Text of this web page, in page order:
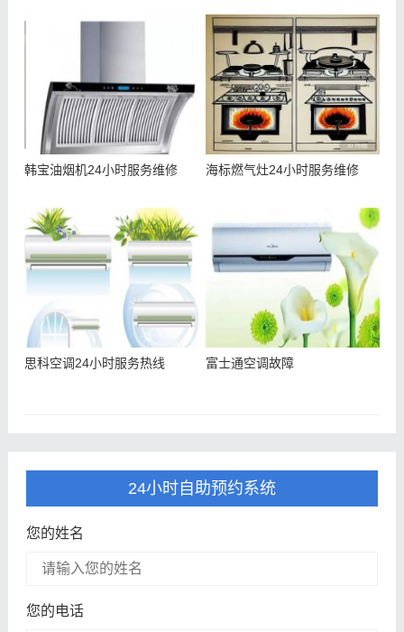
韩宝油烟机24小时服务维修 海标燃气灶24小时服务维修
思科空调24小时服务热线 富士通空调故障
24小时自助预约系统
您的姓名
您的电话